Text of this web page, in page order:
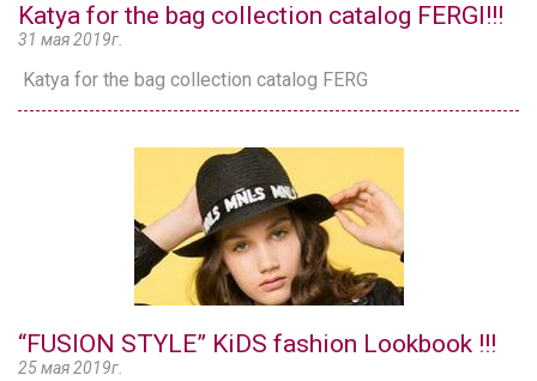
Katya for the bag collection catalog FERGI!!!
31 мая 2019г.
Katya for the bag collection catalog FERG
“FUSION STYLE” KiDS fashion Lookbook !!!
25 мая 2019г.